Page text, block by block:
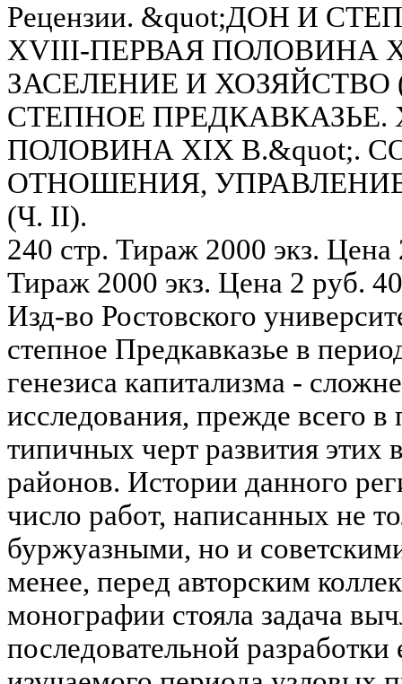
Рецензии. &quot;ДОН И
XVIII-ПЕРВАЯ ПОЛОВИНА
ЗАСЕЛЕНИЕ И ХОЗЯЙСТВО
СТЕПНОЕ ПРЕДКАВКАЗЬЕ.
ПОЛОВИНА XIX В.&quot;.
ОТНОШЕНИЯ,
(Ч. II).
240 стр. Тираж 2000 экз. Цена
Тираж 2000 экз. Цена 2 руб.
Изд-во Ростовского
степное Предкавказье в
генезиса капитализма -
исследования, прежде всего
типичных черт развития этих
районов. Истории данного
число работ, написанных не
буржуазными, но и
менее, перед авторским
монографии стояла задача
последовательной